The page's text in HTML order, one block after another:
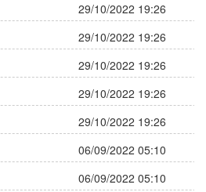
29/10/2022 19:26
29/10/2022 19:26
29/10/2022 19:26
29/10/2022 19:26
29/10/2022 19:26
06/09/2022 05:10
06/09/2022 05:10